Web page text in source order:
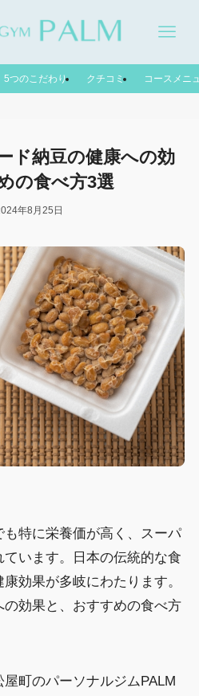
5つのこだわり クチコミ コースメニ
ド納豆の健康への効
の食べ方3選
年8月25日
特に栄養価が高く、スーパ
います。日本の伝統的な食
効果が多岐にわたります。
効果と、おすすめの食べ方
町のパーソナルジムPALM